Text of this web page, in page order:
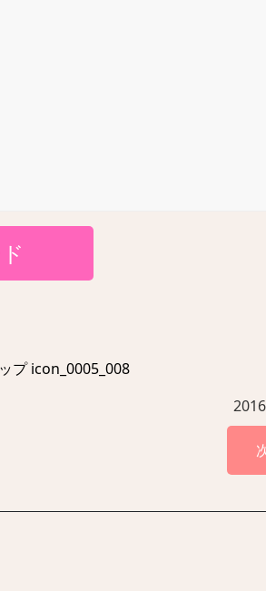
プ icon_0005_008